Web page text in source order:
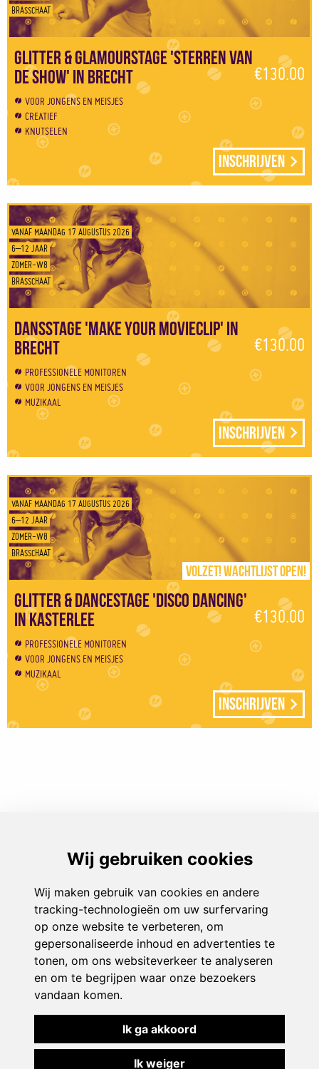
BRASSCHAAT
Glitter & Glamourstage 'Sterren van
de show' in Brecht
€130.00
VOOR JONGENS EN MEISJES
CREATIEF
KNUTSELEN
Inschrijven
VANAF MAANDAG 17 AUGUSTUS 2026
6–12 JAAR
ZOMER-W8
BRASSCHAAT
Dansstage 'Make your movieclip' in
Brecht
€130.00
PROFESSIONELE MONITOREN
VOOR JONGENS EN MEISJES
MUZIKAAL
Inschrijven
VANAF MAANDAG 17 AUGUSTUS 2026
6–12 JAAR
ZOMER-W8
BRASSCHAAT
Volzet! Wachtlijst open!
Glitter & Dancestage 'Disco Dancing'
in Kasterlee
€130.00
PROFESSIONELE MONITOREN
VOOR JONGENS EN MEISJES
MUZIKAAL
Inschrijven
Aanbod
Events
Monitoren
Over ons